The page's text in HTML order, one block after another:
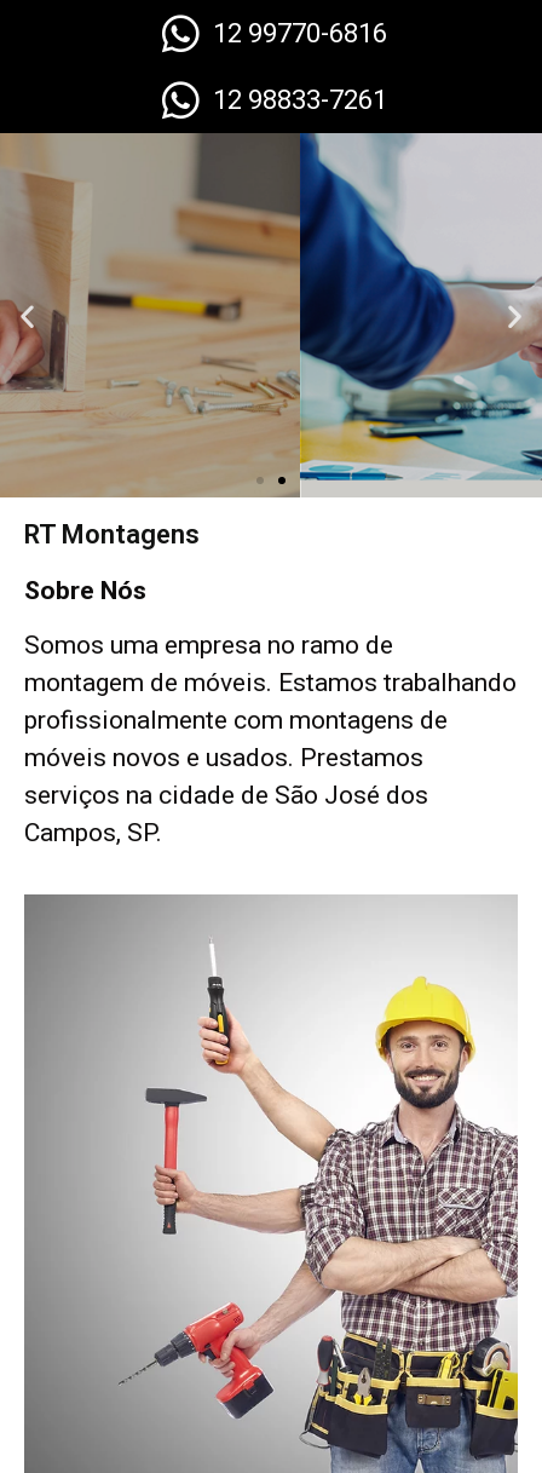
12 99770-6816
12 98833-7261
Atendimento
Personalizado
Fazer Orçamento
RT Montagens
Sobre Nós
Somos uma empresa no ramo de
montagem de móveis. Estamos trabalhando
profissionalmente com montagens de
móveis novos e usados. Prestamos
serviços na cidade de São José dos
Campos, SP.